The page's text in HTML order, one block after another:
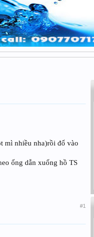
mì nhiều nha)rồi đổ vào
ống dẫn xuống hồ TS
#1